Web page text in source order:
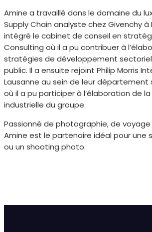
Amine a travaillé dans le domaine du
Supply Chain analyste chez Givenchy à
intégré le cabinet de conseil en
Consulting où il a pu contribuer à
stratégies de développement
public. Il a ensuite rejoint Philip Morris
Lausanne au sein de leur
où il a pu participer à l’élaboration de
industrielle du groupe.
Passionné de photographie, de
Amine est le partenaire idéal pour une
ou un shooting photo.